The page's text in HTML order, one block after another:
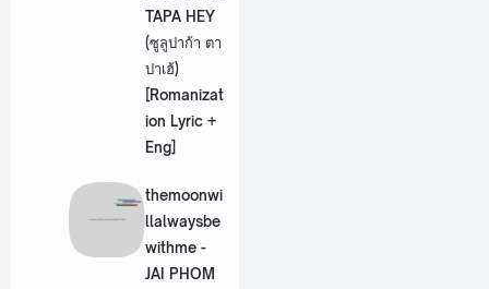
TAPA HEY
(ซูลูปาก้า ตา
ปาเฮ้)
[Romanizat
ion Lyric +
Eng]
themoonwi
llalwaysbe
withme -
JAI PHOM